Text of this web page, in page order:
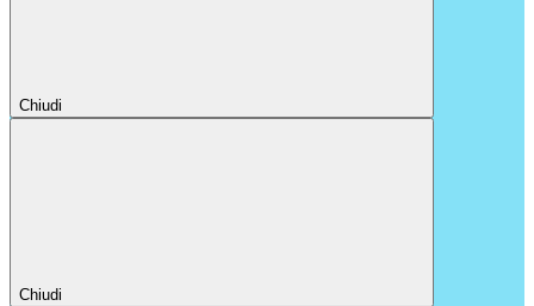
Chiudi
Chiudi